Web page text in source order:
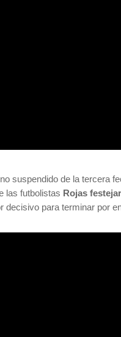
suspendido de la tercera
las futbolistas Rojas
decisivo para terminar por